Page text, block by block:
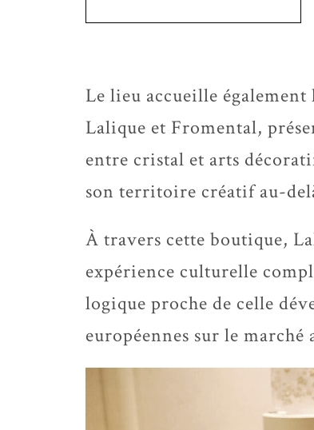
Le lieu accueille
Lalique et Fromental,
entre cristal et arts
son territoire créatif au-
À travers cette boutique,
expérience culturelle
logique proche de celle
européennes sur le marché